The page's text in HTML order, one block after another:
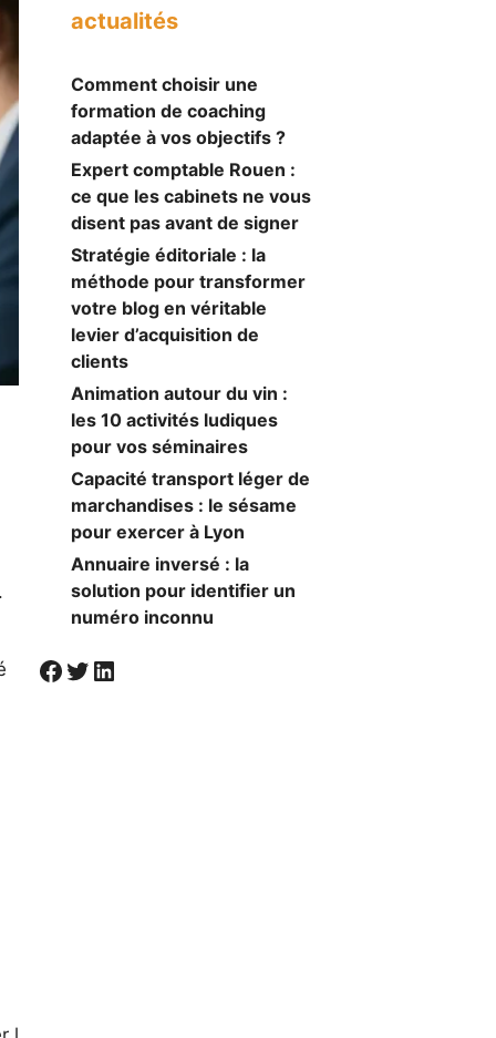
actualités
Comment choisir une
formation de coaching
adaptée à vos objectifs ?
Expert comptable Rouen :
ce que les cabinets ne vous
disent pas avant de signer
Stratégie éditoriale : la
méthode pour transformer
votre blog en véritable
levier d’acquisition de
clients
Animation autour du vin :
les 10 activités ludiques
pour vos séminaires
Capacité transport léger de
marchandises : le sésame
pour exercer à Lyon
Annuaire inversé : la
solution pour identifier un
numéro inconnu
Visiter la page Facebook de Societal
Twitter
LinkedIn